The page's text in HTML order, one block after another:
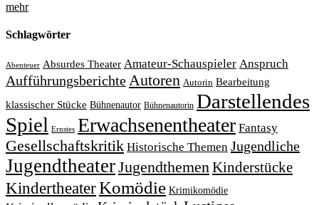
mehr
Schlagwörter
Abenteuer Absurdes Theater Amateur-Schauspieler Anspruch
Aufführungsberichte Autoren Autorin Bearbeitung
klassischer Stücke Bühnenautor Bühnenautorin Darstellendes
Spiel Ernstes Erwachsenentheater Fantasy
Gesellschaftskritik Historische Themen Jugendliche
JugendtheaterJugendthemen Kinderstücke
KindertheaterKomödie Krimikomödie